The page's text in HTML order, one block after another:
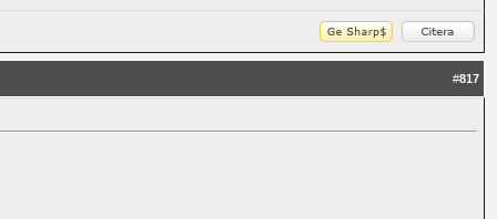
#817